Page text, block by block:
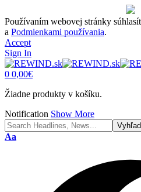
Používaním webovej stránky
a Podmienkami používania.
Accept
Sign In
0 0,00€
Žiadne produkty v košíku.
Notification Show More
Font
Aa